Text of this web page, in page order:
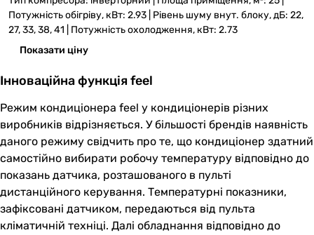
Потужність обігріву, кВт: 2.93 | Рівень шуму внут. блоку, дБ: 22,
27, 33, 38, 41 | Потужність охолодження, кВт: 2.73
Показати ціну
Інноваційна функція feel
Режим кондиціонера feel у кондиціонерів різних
виробників відрізняється. У більшості брендів наявність
даного режиму свідчить про те, що кондиціонер здатний
самостійно вибирати робочу температуру відповідно до
показань датчика, розташованого в пульті
дистанційного керування. Температурні показники,
зафіксовані датчиком, передаються від пульта
кліматичній техніці. Далі обладнання відповідно до